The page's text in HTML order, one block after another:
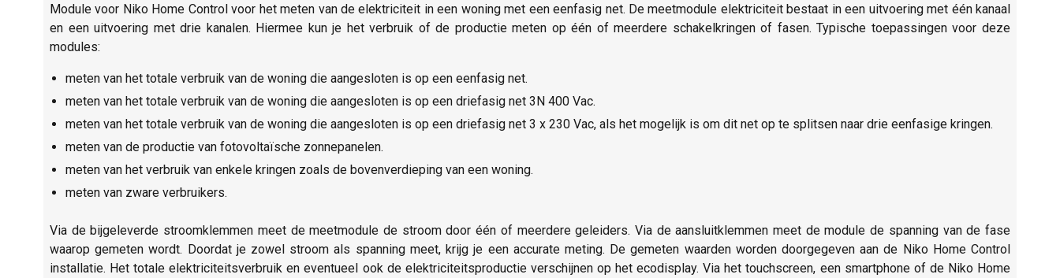
Module voor Niko Home Control voor het meten van de elektriciteit in een woning met een eenfasig net. De meetmodule elektriciteit bestaat in een uitvoering met één kanaal
en een uitvoering met drie kanalen. Hiermee kun je het verbruik of de productie meten op één of meerdere schakelkringen of fasen. Typische toepassingen voor deze
modules:
meten van het totale verbruik van de woning die aangesloten is op een eenfasig net.
meten van het totale verbruik van de woning die aangesloten is op een driefasig net 3N 400 Vac.
meten van het totale verbruik van de woning die aangesloten is op een driefasig net 3 x 230 Vac, als het mogelijk is om dit net op te splitsen naar drie eenfasige kringen.
meten van de productie van fotovoltaïsche zonnepanelen.
meten van het verbruik van enkele kringen zoals de bovenverdieping van een woning.
meten van zware verbruikers.
Via de bijgeleverde stroomklemmen meet de meetmodule de stroom door één of meerdere geleiders. Via de aansluitklemmen meet de module de spanning van de fase
waarop gemeten wordt. Doordat je zowel stroom als spanning meet, krijg je een accurate meting. De gemeten waarden worden doorgegeven aan de Niko Home Control
installatie. Het totale elektriciteitsverbruik en eventueel ook de elektriciteitsproductie verschijnen op het ecodisplay. Via het touchscreen, een smartphone of de Niko Home